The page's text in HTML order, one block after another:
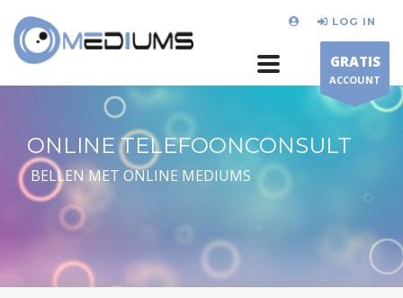
LOG IN
GRATIS
ACCOUNT
ONLINE TELEFOONCONSULT
BELLEN MET ONLINE MEDIUMS